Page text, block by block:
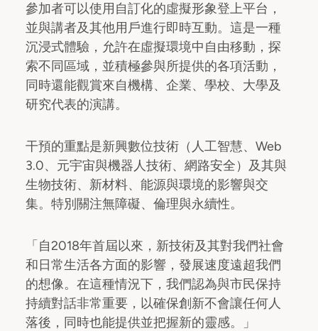
參加者可以使用自訂化的虛擬形象登上平台，
並與講者及其他用戶進行即時互動。這是一種
沉浸式體驗，允許在虛擬環境中自由移動，探
索不同區域，並積極參與所提供的各項活動，
同時還能觀賞來自機構、企業、學校、大學及
研究代表的演講。
干預的重點是新興數位技術（人工智慧、Web
3.0、元宇宙與機器人技術、網路安全）及其與
生物技術、新材料、能源與環境的影響與交
集。特別關注無障礙、倫理與永續性。
「自2018年首屆以來，新技術及其對我們社會
和日常生活各方面的影響，發展速度遠超我們
的想像。在這種情況下，我們認為與市民保持
持續對話非常重要，以確保創新不會讓任何人
落後，同時也能提供並把握新的靈感。」